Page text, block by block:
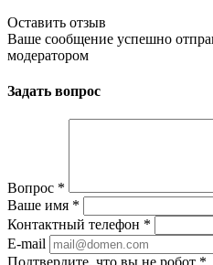
Оставить отзыв
Ваше сообщение успешно
модератором
Задать вопрос
Вопрос *
Ваше имя *
Контактный телефон *
E-mail